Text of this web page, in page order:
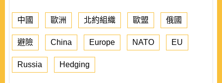
中國 歐洲 北約組織 歐盟 俄國
避險 China Europe NATO EU
Russia Hedging